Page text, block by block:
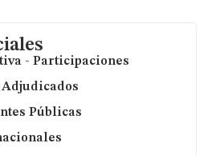
- Participaciones
Públicas